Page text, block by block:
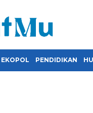
EKOPOL PENDIDIKAN